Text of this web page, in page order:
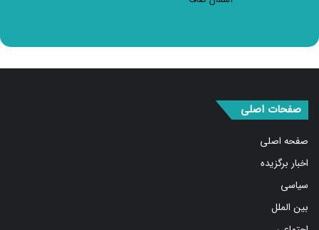
صفحات اصلی
صفحه اصلی
اخبار برگزیده
بین الملل
اجتماعی